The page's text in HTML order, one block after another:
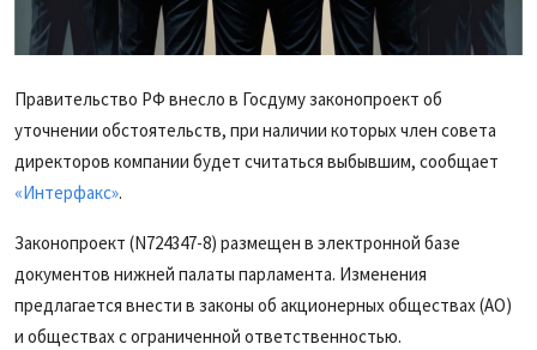
Правительство РФ внесло в Госдуму законопроект об
уточнении обстоятельств, при наличии которых член совета
директоров компании будет считаться выбывшим, сообщает
«Интерфакс».
Законопроект (N724347-8) размещен в электронной базе
документов нижней палаты парламента. Изменения
предлагается внести в законы об акционерных обществах (АО)
и обществах с ограниченной ответственностью.